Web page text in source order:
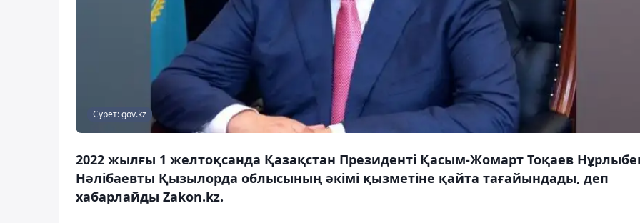
Сурет: gov.kz
2022 жылғы 1 желтоқсанда Қазақстан Президенті Қасым-Жомарт Тоқаев
Нәлібаевты Қызылорда облысының әкімі қызметіне қайта тағайындады, деп
хабарлайды Zakon.kz.